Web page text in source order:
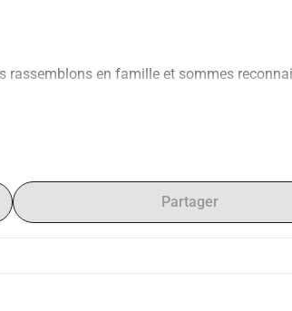
rassemblons en famille et sommes
cela me rappelle à quel point nous
pour organiser un rassemblement de
chaleur que nous avons pendant les
collecter des fonds pour leur événement et
Partager